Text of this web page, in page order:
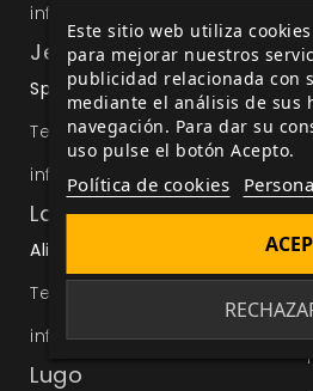
info@tesorosdelamarca.com
Jerez
Spoiler comics
Tel.: 626582395
info@spoilercomics.com
La Coruña
Alita Cómics
Tel.: 981 90 52 02
info@alitacomics.com
Lugo
Este sitio web utiliza
para mejorar nuestros
publicidad relacionada con
mediante el análisis de sus
navegación. Para dar su
uso pulse el botón Acepto.
Política de cookies